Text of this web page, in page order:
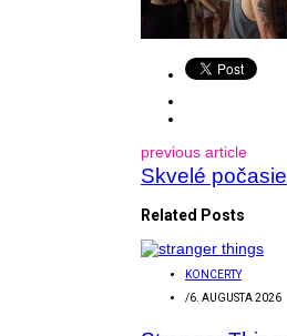
previous article
Skvelé
Related Posts
KONCERTY
/6. AUGUSTA 2026